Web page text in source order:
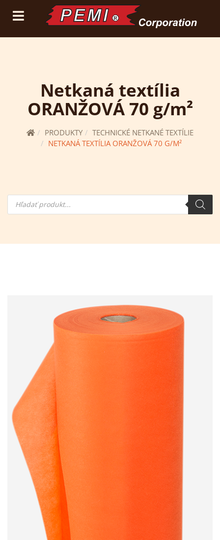
prihlásiť sa (current)registrácia
Netkaná textília
ORANŽOVÁ 70 g/m²
PRODUKTY
TECHNICKÉ NETKANÉ TEXTÍLIE
NETKANÁ TEXTÍLIA ORANŽOVÁ 70 G/M²
Hľadanie
produktov